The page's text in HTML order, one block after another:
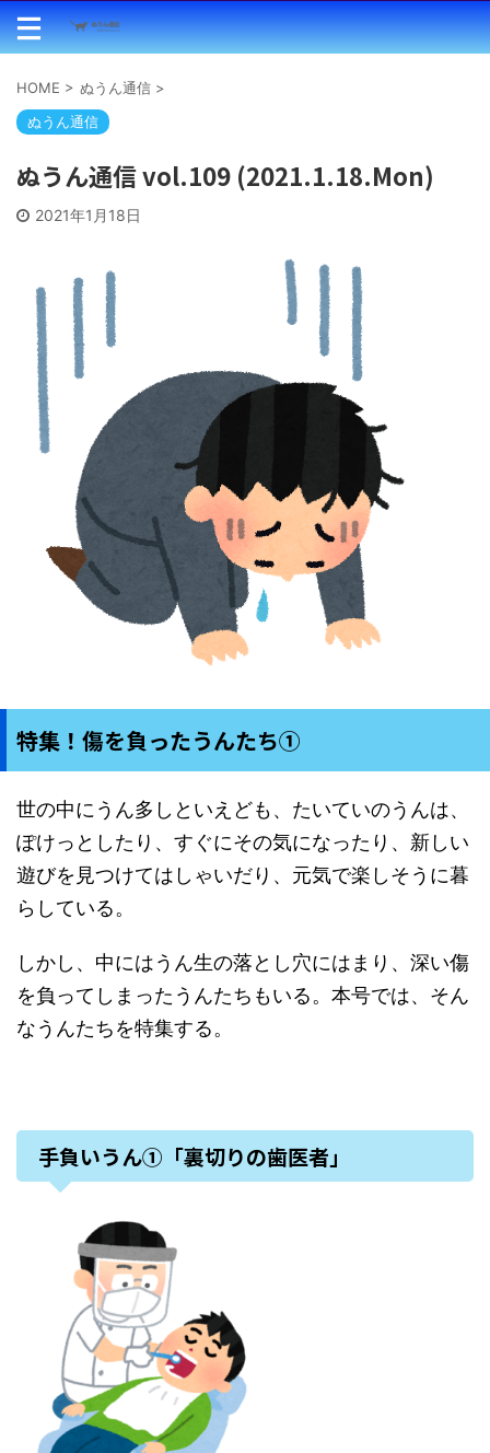
HOME > ぬうん通信 >
ぬうん通信
ぬうん通信 vol.109 (2021.1.18.Mon)
2021年1月18日
特集！傷を負ったうんたち①
世の中にうん多しといえども、たいていのうんは、
ぽけっとしたり、すぐにその気になったり、新しい
遊びを見つけてはしゃいだり、元気で楽しそうに暮
らしている。
しかし、中にはうん生の落とし穴にはまり、深い傷
を負ってしまったうんたちもいる。本号では、そん
なうんたちを特集する。
手負いうん①「裏切りの歯医者」